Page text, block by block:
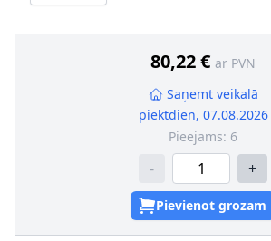
80,22 € ar PVN
Saņemt veikalā
piektdien, 07.08.2026
Pieejams: 6
- +
Pievienot grozam